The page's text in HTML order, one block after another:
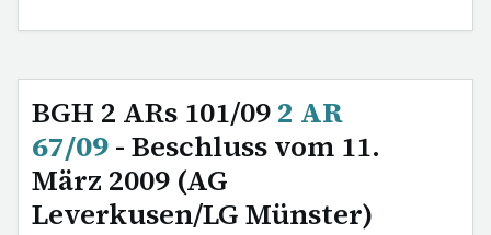
BGH 2 ARs 101/092 AR
67/09- Beschluss vom 11.
März 2009 (AG
Leverkusen/LG Münster)